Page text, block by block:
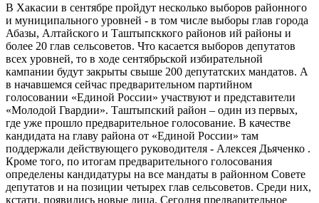
В Хакасии в сентябре пройдут несколько выборов районного
и муниципального уровней - в том числе выборы глав города
Абазы, Алтайского и Таштыпсккого районов ий районы и
более 20 глав сельсоветов. Что касается выборов депутатов
всех уровней, то в ходе сентябрьской избирательной
кампании будут закрыты свыше 200 депутатских мандатов. А
в начавшемся сейчас предварительном партийном
голосовании «Единой России» участвуют и представители
«Молодой Гвардии». Таштыпский район – один из первых,
где уже прошло предварительное голосование. В качестве
кандидата на главу района от «Единой России» там
поддержали действующего руководителя - Алексея Дьяченко .
Кроме того, по итогам предварительного голосования
определены кандидатуры на все мандаты в районном Совете
депутатов и на позиции четырех глав сельсоветов. Среди них,
кстати, появились новые лица. Сегодня предварительное